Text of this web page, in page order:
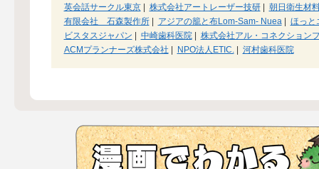
英会話サークル東京| 株式会社アートレーザー技研|
朝日衛生材
有限会社 石森製作所| アジアの籠と布Lom-Sam- Nuea|
ほっと
ビスタスジャパン
中崎歯科医院|
株式会社アル・コネクション
ACMプランナーズ株式会社
NPO法人ETIC.| 河村歯科医院